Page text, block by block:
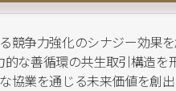
競争力強化のシナジー効果
な善循環の共生取引構造を
協業を通じる未来価値を創出